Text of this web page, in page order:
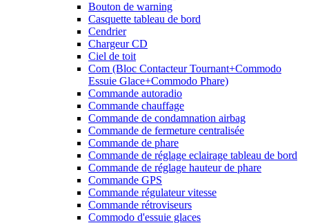
Bouton de warning
Casquette tableau de bord
Cendrier
Chargeur CD
Ciel de toit
Com (Bloc Contacteur Tournant+Commodo
Essuie Glace+Commodo Phare)
Commande autoradio
Commande chauffage
Commande de condamnation airbag
Commande de fermeture centralisée
Commande de phare
Commande de réglage eclairage tableau de bord
Commande de réglage hauteur de phare
Commande GPS
Commande régulateur vitesse
Commande rétroviseurs
Commodo d'essuie glaces